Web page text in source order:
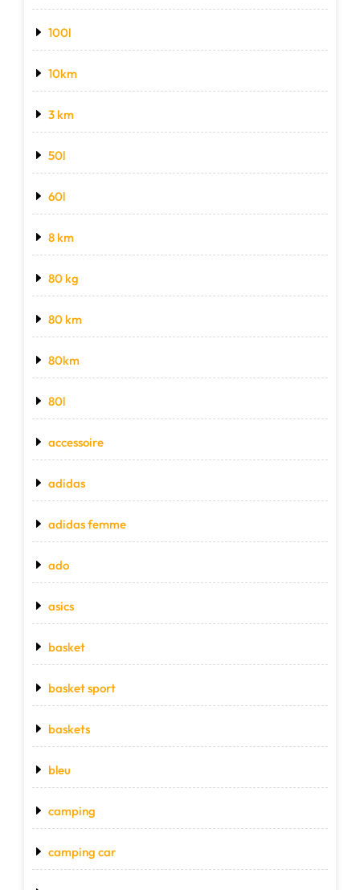
100l
10km
3 km
50l
60l
8 km
80 kg
80 km
80km
80l
accessoire
adidas
adidas femme
ado
asics
basket
basket sport
baskets
bleu
camping
camping car